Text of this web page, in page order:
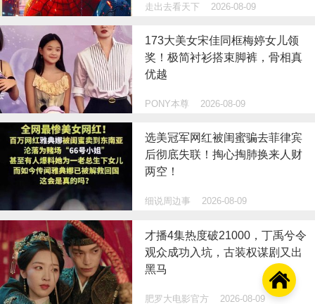
走出去看天下 2026-08-09
173大美女宋佳同框梅婷女儿领
奖！极简衬衫搭束脚裤，骨相真
优越
PONY本尊 2026-08-09
选美冠军网红被闺蜜骗去菲律宾
后彻底失联！掏心掏肺换来人财
两空！
细说周边事 2026-08-09
才播4集热度破21000，丁禹兮令
观众成功入坑，古装权谋剧又出
黑马
肥罗大电影官方 2026-08-09
